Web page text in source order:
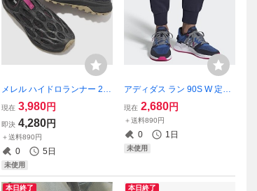
メレル ハイドロランナー 25c
m 定価12100円 ブラック 黒
MERRELL HYDRO RUNNE
R レディース アウトドア ア
クティビティ シューズ
現在 3,980円
即決 4,280円
＋送料890円
0 5日
未使用
アディダス ラン 90S W 定価
8778円 24.5cm ブルー/グレ
ー RUN 90S W レディース
ランニングシューズ
現在 2,680円
＋送料890円
0 1日
未使用
本日終了 本日終了